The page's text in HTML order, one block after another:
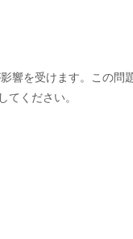
響を受けます。この問
ください。